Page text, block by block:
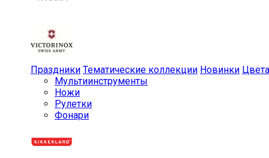
Праздники Тематические коллекции Новинки Цвета
Мульти­инструменты
Ножи
Рулетки
Фонари